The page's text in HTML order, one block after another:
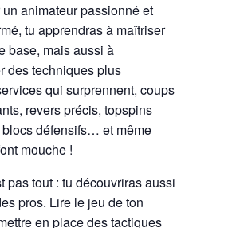
animateur passionné et
tu apprendras à maîtriser
base, mais aussi à
des techniques plus
qui surprennent, coups
revers précis, topspins
défensifs… et même
mouche !
pas tout : tu découvriras aussi
pros. Lire le jeu de ton
en place des tactiques